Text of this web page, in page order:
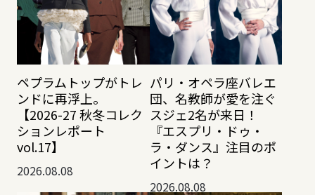
ペプラムトップがトレ
ンドに再浮上。
【2026-27 秋冬コレク
ションレポート
vol.17】
2026.08.08
パリ・オペラ座バレエ
団、名教師が愛を注ぐ
スジェ2名が来日！
『エスプリ・ドゥ・
ラ・ダンス』注目のポ
イントは？
2026.08.08